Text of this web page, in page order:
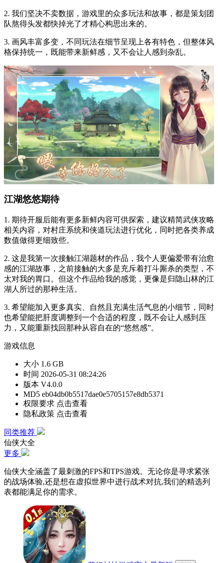
2. 我们坚决不卖数据，游戏里的众多玩法和故事，都是策划团
队熬得头发都快掉光了才精心构思出来的。
3. 画风丰富多变，不同玩法在细节呈现上各有特色，但整体风
格保持统一，既能带来新鲜感，又不会让人感到杂乱。
江湖悠悠期待
1. 期待开服后能有更多新鲜内容可供探索，建议精简武侠攻略
相关内容，对村庄系统和侠道玩法进行优化，同时把各类养成
数值做得更细致些。
2. 这是我第一次接触江湖题材的作品，我个人更偏爱带有治愈
感的江湖故事，之前接触的大多是充斥着打斗厮杀的类型，不
太对我的胃口。但这个作品给我的感觉，更像是归隐山林的江
湖人所过的那种生活。
3. 希望能加入更多真实、自然且充满生活气息的小细节，同时
也希望能把肝度调整到一个合适的程度，既不会让人感到压
力，又能重新找回那种从容自在的“悠然感”。
游戏信息
大小 1.6 GB
时间 2026-05-31 08:24:26
版本 V4.0.0
MD5 eb04db0b5517dae0e5705157e8db5371
权限要求 点击查看
隐私政策 点击查看
同类推荐
仙侠大全
更多
仙侠大全涵盖了最刺激的FPS和TPS游戏。无论你是寻求紧张
的战场体验,还是想在虚拟世界中进行战术对抗,我们的精选列
表都能满足你的需求。